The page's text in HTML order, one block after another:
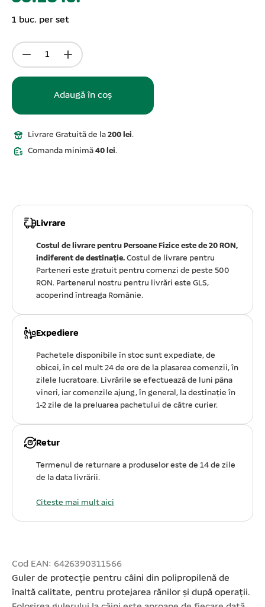
1 buc. per set
Adaugă în coș
Livrare Gratuită de la 200 lei.
Comanda minimă 40 lei.
Livrare
Costul de livrare pentru Persoane Fizice este de 20 RON,
indiferent de destinație. Costul de livrare pentru
Parteneri este gratuit pentru comenzi de peste 500
RON. Partenerul nostru pentru livrări este GLS,
acoperind întreaga Românie.
Expediere
Pachetele disponibile în stoc sunt expediate, de
obicei, în cel mult 24 de ore de la plasarea comenzii, în
zilele lucratoare. Livrările se efectuează de luni pâna
vineri, iar comenzile ajung, în general, la destinație în
1-2 zile de la preluarea pachetului de către curier.
Retur
Termenul de returnare a produselor este de 14 de zile
de la data livrării.
Citeste mai mult aici
Cod EAN: 6426390311566
Guler de protecție pentru câini din polipropilenă de
înaltă calitate, pentru protejarea rănilor și după operații.